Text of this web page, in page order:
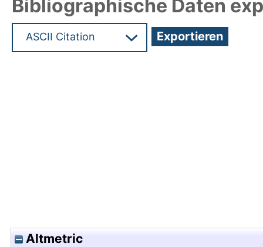
Bibliographische Daten
Altmetric